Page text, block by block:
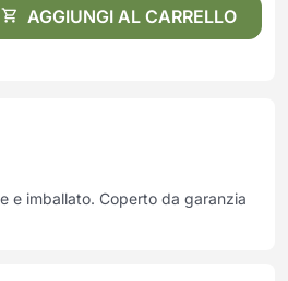
Cucitrici e accessori
Mobili per ufficio
AGGIUNGI AL CARRELLO
e imballato. Coperto da garanzia